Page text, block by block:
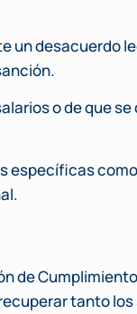
un desacuerdo
o de que
específicas
de
tanto